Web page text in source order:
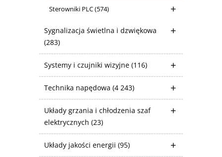
Sterowniki PLC(574)
Sygnalizacja świetlna i dzwiękowa
(283)
Systemy i czujniki wizyjne (116)
Technika napędowa (4 243)
Układy grzania i chłodzenia szaf
elektrycznych (23)
Układy jakości energii (95)